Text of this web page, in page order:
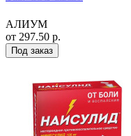
АЛИУМ
от 297.50 р.
Под заказ